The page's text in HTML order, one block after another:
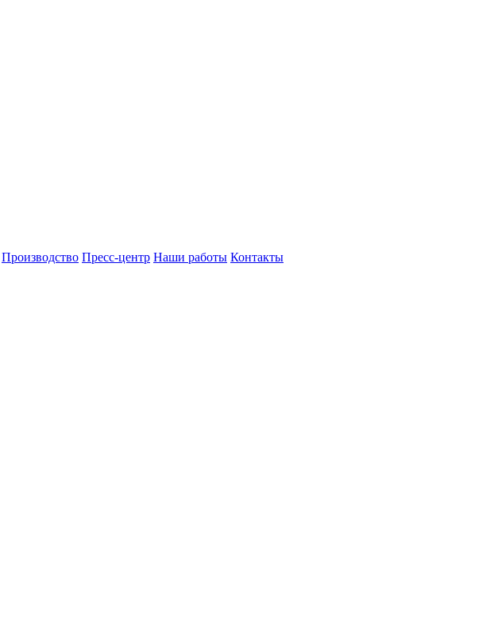
Производство Пресс-центр Наши работы Контакты